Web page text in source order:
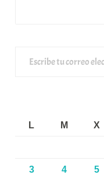
L
M X
3 4 5